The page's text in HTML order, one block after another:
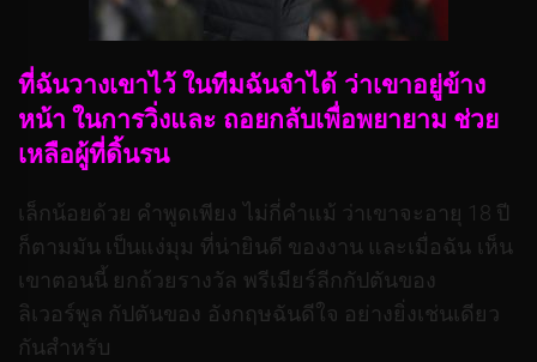
ที่ฉันวางเขาไว้ ในทีมฉันจำได้ ว่าเขาอยู่ข้าง
หน้า ในการวิ่งและ ถอยกลับเพื่อพยายาม ช่วย
เหลือผู้ที่ดิ้นรน
เล็กน้อยด้วย คำพูดเพียง ไม่กี่คำแม้ ว่าเขาจะอายุ 18 ปี
ก็ตามมัน เป็นแง่มุม ที่น่ายินดี ของงาน และเมื่อฉัน เห็น
เขาตอนนี้ ยกถ้วยรางวัล พรีเมียร์ลีกกัปตันของ
ลิเวอร์พูล กัปตันของ อังกฤษฉันดีใจ อย่างยิ่งเช่นเดียว
กันสำหรับ